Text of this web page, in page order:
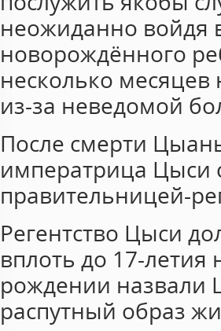
неожиданно войдя
новорождённого
несколько
из-за неведомой
После смерти
императрица Цыси
правительницей-
Регентство Цыси
вплоть до 17-летия
рождении назвали
распутный образ